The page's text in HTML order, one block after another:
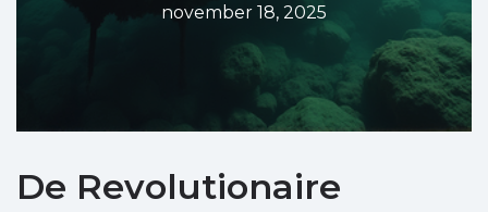
november 18, 2025
De Revolutionaire